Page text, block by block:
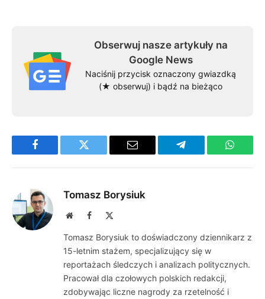
Obserwuj nasze artykuły na
Google News
Naciśnij przycisk oznaczony gwiazdką
(★ obserwuj) i bądź na bieżąco
Facebook Twitter Email Telegram
Tomasz Borysiuk
WebsiteFacebook
Tomasz Borysiuk to doświadczony dziennikarz z
15-letnim stażem, specjalizujący się w
reportażach śledczych i analizach politycznych.
Pracował dla czołowych polskich redakcji,
zdobywając liczne nagrody za rzetelność i